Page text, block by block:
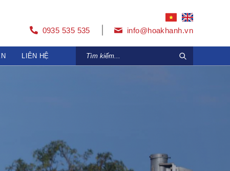
0935 535 535 info@hoakhanh.vn
LIÊN HỆ